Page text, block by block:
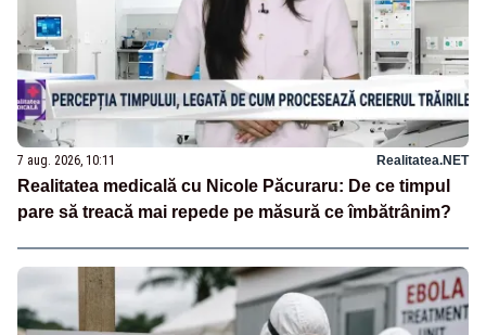
7 aug. 2026, 10:11 Realitatea.NET
Realitatea medicală cu Nicole Păcuraru: De ce timpul
pare să treacă mai repede pe măsură ce îmbătrânim?